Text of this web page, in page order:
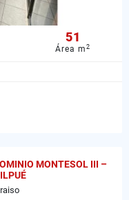
51
Área m2
MONTESOL III –